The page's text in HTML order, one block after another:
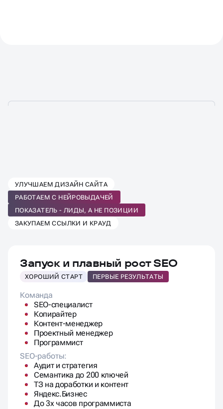
ВЫБЕРИТЕ ТАРИФ SEO-
ПРОДВИЖЕНИЯ
ПОД ВАШ БИЗНЕС
УЛУЧШАЕМ ДИЗАЙН САЙТА
РАБОТАЕМ С НЕЙРОВЫДАЧЕЙ
ПОКАЗАТЕЛЬ - ЛИДЫ, А НЕ ПОЗИЦИИ
ЗАКУПАЕМ ССЫЛКИ И КРАУД
Запуск и плавный рост SEO
ХОРОШИЙ СТАРТ ПЕРВЫЕ РЕЗУЛЬТАТЫ
Команда
SEO-специалист
Копирайтер
Контент-менеджер
Проектный менеджер
Программист
SEO-работы:
Аудит и стратегия
Семантика до 200 ключей
ТЗ на доработки и контент
Яндекс.Бизнес
До 3х часов программиста